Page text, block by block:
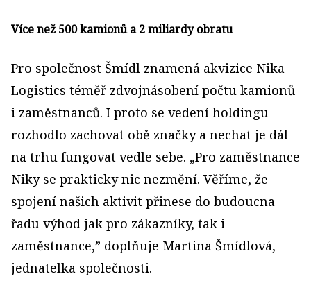
Více než 500 kamionů a 2 miliardy obratu
Pro společnost Šmídl znamená akvizice Nika
Logistics téměř zdvojnásobení počtu kamionů
i zaměstnanců. I proto se vedení holdingu
rozhodlo zachovat obě značky a nechat je dál
na trhu fungovat vedle sebe. „Pro zaměstnance
Niky se prakticky nic nezmění. Věříme, že
spojení našich aktivit přinese do budoucna
řadu výhod jak pro zákazníky, tak i
zaměstnance,” doplňuje Martina Šmídlová,
jednatelka společnosti.